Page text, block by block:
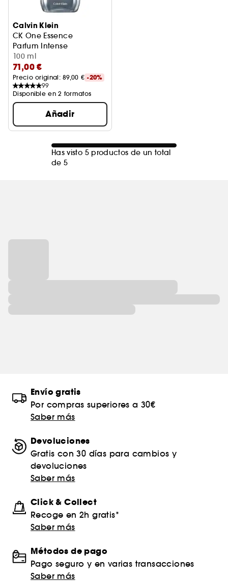
Calvin Klein
CK One Essence
Parfum Intense
100 ml
71,00 €
Precio original: 89,00 € -20%
99
Disponible en 2 formatos
Añadir
Has visto 5 productos de un total
de 5
Envío gratis
Por compras superiores a 30€
Saber más
Devoluciones
Gratis con 30 días para cambios y
devoluciones
Saber más
Click & Collect
Recoge en 2h gratis*
Saber más
Métodos de pago
Pago seguro y en varias transacciones
Saber más